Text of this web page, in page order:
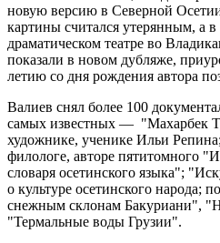
новую версию в Северной
картины считался утерянным, а
драматическом театре во
показали в новом дубляже,
летию со дня рождения автора
Валиев снял более 100
самых известных — "Махарбек
художнике, ученике Ильи
филологе, авторе пятитомного
словаря осетинского языка";
о культуре осетинского народа;
снежным склонам Бакуриани",
"Термальные воды Грузии".